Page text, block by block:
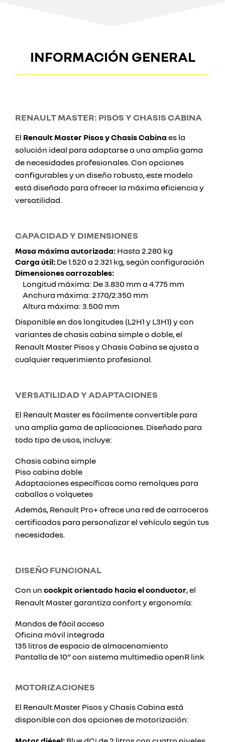
INFORMACIÓN GENERAL
RENAULT MASTER: PISOS Y CHASIS CABINA
El Renault Master Pisos y Chasis Cabina es la
solución ideal para adaptarse a una amplia gama
de necesidades profesionales. Con opciones
configurables y un diseño robusto, este modelo
está diseñado para ofrecer la máxima eficiencia y
versatilidad.
CAPACIDAD Y DIMENSIONES
Masa máxima autorizada: Hasta 2.280 kg
Carga útil: De 1.520 a 2.321 kg, según configuración
Dimensiones carrozables:
Longitud máxima: De 3.830 mm a 4.775 mm
Anchura máxima: 2.170/2.350 mm
Altura máxima: 3.500 mm
Disponible en dos longitudes (L2H1 y L3H1) y con
variantes de chasis cabina simple o doble, el
Renault Master Pisos y Chasis Cabina se ajusta a
cualquier requerimiento profesional.
VERSATILIDAD Y ADAPTACIONES
El Renault Master es fácilmente convertible para
una amplia gama de aplicaciones. Diseñado para
todo tipo de usos, incluye:
Chasis cabina simple
Piso cabina doble
Adaptaciones específicas como remolques para
caballos o volquetes
Además, Renault Pro+ ofrece una red de carroceros
certificados para personalizar el vehículo según tus
necesidades.
DISEÑO FUNCIONAL
Con un cockpit orientado hacia el conductor, el
Renault Master garantiza confort y ergonomía:
Mandos de fácil acceso
Oficina móvil integrada
135 litros de espacio de almacenamiento
Pantalla de 10” con sistema multimedia openR link
MOTORIZACIONES
El Renault Master Pisos y Chasis Cabina está
disponible con dos opciones de motorización: